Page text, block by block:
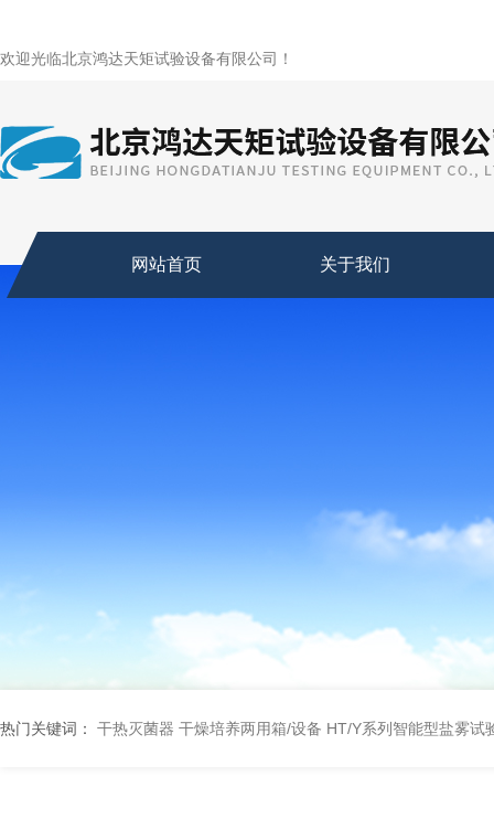
欢迎光临北京鸿达天矩试验设备有限公司！
网站首页 关于我们
热门关键词： 干热灭菌器 干燥培养两用箱/设备 HT/Y系列智能型盐雾试